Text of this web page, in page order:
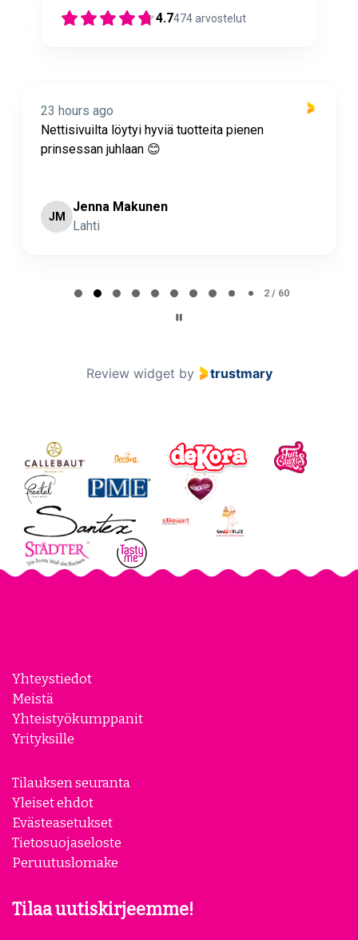
4.7474arvostelut
23 hours ago
Nettisivuilta löytyi hyviä tuotteita pienen
prinsessan juhlaan 😊
JM
Jenna Makunen
Lahti
2 / 60
Review widget by trustmary
Yhteystiedot
Meistä
Yhteistyökumppanit
Yrityksille
Tilauksen seuranta
Yleiset ehdot
Evästeasetukset
Tietosuojaseloste
Peruutuslomake
Tilaa uutiskirjeemme!